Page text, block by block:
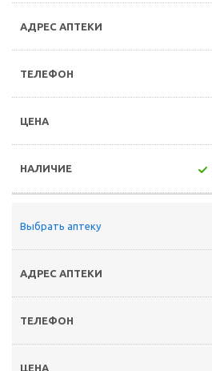
Выбрать аптеку